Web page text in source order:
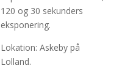
kr.
120 og 30 sekunders
eksponering.
Lokation: Askeby på
Lolland.